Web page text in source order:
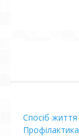
Спосіб життя
Профілактика